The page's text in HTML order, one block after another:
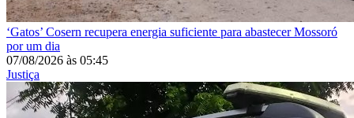
‘Gatos’ Cosern recupera energia suficiente para abastecer Mossoró
por um dia
07/08/2026 às 05:45
Justiça